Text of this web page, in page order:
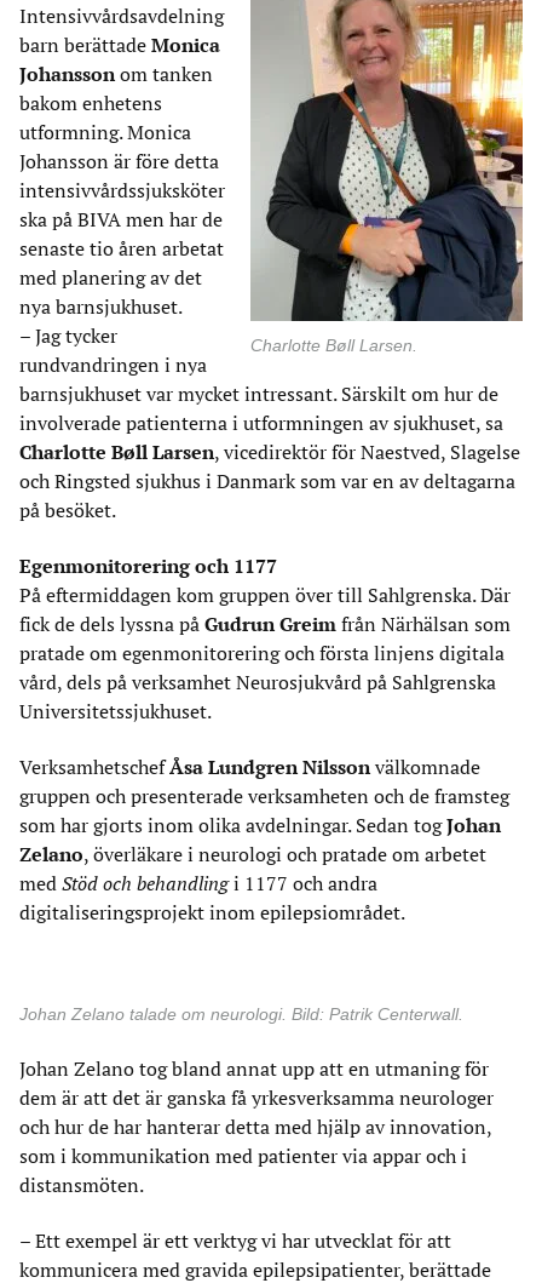
Charlotte Bøll Larsen.
Intensivvårdsavdelning
barn berättade Monica
Johanssonom tanken
bakom enhetens
utformning. Monica
Johansson är före detta
intensivvårdssjuksköter
ska på BIVA men har de
senaste tio åren arbetat
med planering av det
nya barnsjukhuset.
– Jag tycker
rundvandringen i nya
barnsjukhuset var mycket intressant. Särskilt om hur de
involverade patienterna i utformningen av sjukhuset, sa
Charlotte Bøll Larsen, vicedirektör för Naestved, Slagelse
och Ringsted sjukhus i Danmark som var en av deltagarna
på besöket.
Egenmonitorering och 1177
På eftermiddagen kom gruppen över till Sahlgrenska. Där
fick de dels lyssna på Gudrun Greim från Närhälsan som
pratade om egenmonitorering och första linjens digitala
vård, dels på verksamhet Neurosjukvård på Sahlgrenska
Universitetssjukhuset.
VerksamhetschefÅsa Lundgren Nilssonvälkomnade
gruppen och presenterade verksamheten och de framsteg
som har gjorts inom olika avdelningar. Sedan togJohan
Zelano, överläkare i neurologi och pratade om arbetet
med Stöd och behandlingi 1177 och andra
digitaliseringsprojekt inom epilepsiområdet.
Johan Zelano talade om neurologi. Bild: Patrik Centerwall.
Johan Zelano tog bland annat upp att en utmaning för
dem är att det är ganska få yrkesverksamma neurologer
och hur de har hanterar detta med hjälp av innovation,
som i kommunikation med patienter via appar och i
distansmöten.
– Ett exempel är ett verktyg vi har utvecklat för att
kommunicera med gravida epilepsipatienter, berättade